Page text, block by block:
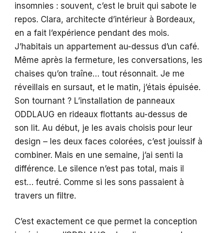
insomnies : souvent, c’est le bruit qui sabote le
repos. Clara, architecte d’intérieur à Bordeaux,
en a fait l’expérience pendant des mois.
J’habitais un appartement au-dessus d’un café.
Même après la fermeture, les conversations, les
chaises qu’on traîne… tout résonnait. Je me
réveillais en sursaut, et le matin, j’étais épuisée.
Son tournant ? L’installation de panneaux
ODDLAUG en rideaux flottants au-dessus de
son lit. Au début, je les avais choisis pour leur
design – les deux faces colorées, c’est jouissif à
combiner. Mais en une semaine, j’ai senti la
différence. Le silence n’est pas total, mais il
est… feutré. Comme si les sons passaient à
travers un filtre.
C’est exactement ce que permet la conception